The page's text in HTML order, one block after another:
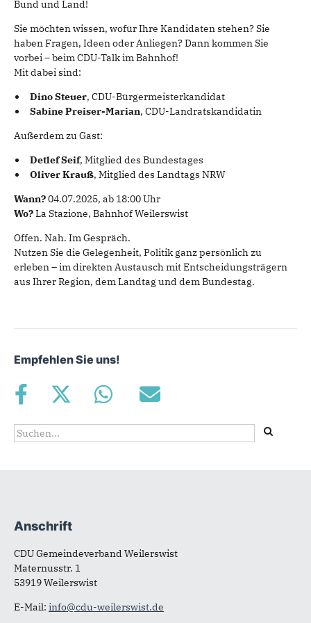
Bund und Land!
Sie möchten wissen, wofür Ihre Kandidaten stehen? Sie
haben Fragen, Ideen oder Anliegen? Dann kommen Sie
vorbei – beim CDU-Talk im Bahnhof!
Mit dabei sind:
Dino Steuer, CDU-Bürgermeisterkandidat
Sabine Preiser-Marian, CDU-Landratskandidatin
Außerdem zu Gast:
Detlef Seif, Mitglied des Bundestages
Oliver Krauß, Mitglied des Landtags NRW
Wann?04.07.2025, ab 18:00 Uhr
Wo?La Stazione, Bahnhof Weilerswist
Offen. Nah. Im Gespräch.
Nutzen Sie die Gelegenheit, Politik ganz persönlich zu
erleben – im direkten Austausch mit Entscheidungsträgern
aus Ihrer Region, dem Landtag und dem Bundestag.
Empfehlen Sie uns!
Suchformular
Suche
Fußbereich
Anschrift
CDU Gemeindeverband Weilerswist
Maternusstr. 1
53919 Weilerswist
E-Mail: info@cdu-weilerswist.de